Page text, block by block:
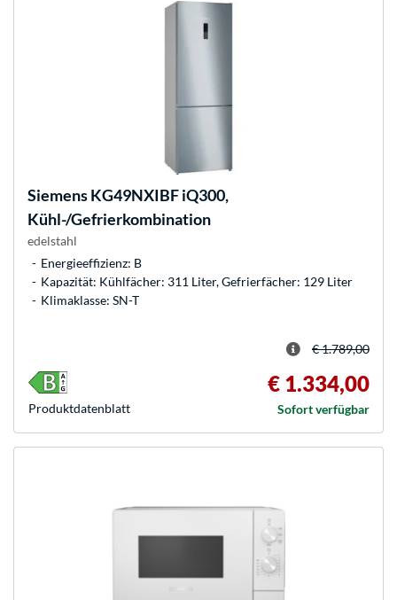
SiemensKG49NXIBF iQ300,
Kühl-/Gefrierkombination
edelstahl
Energieeffizienz: B
Kapazität: Kühlfächer: 311 Liter, Gefrierfächer: 129 Liter
Klimaklasse: SN-T
€ 1.789,00
€ 1.334,00
Sofort verfügbar
Produkt­datenblatt